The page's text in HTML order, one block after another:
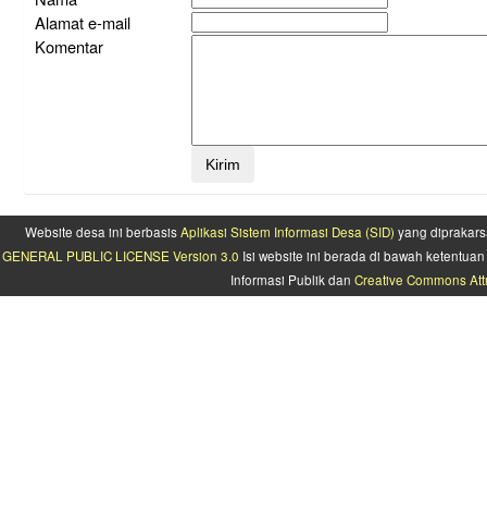
Alamat e-mail
Komentar
Website desa ini berbasisAplikasi Sistem Informasi Desa (SID) yang
GENERAL PUBLIC LICENSE Version 3.0 Isi website ini berada di bawah
Informasi Publik dan Creative Commons